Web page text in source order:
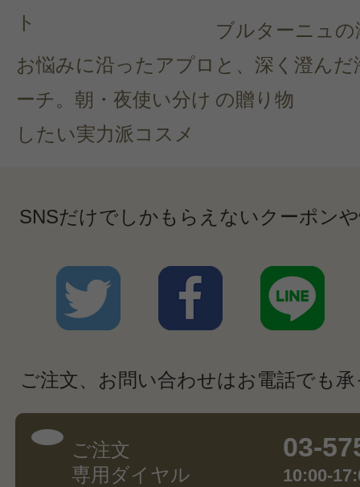
ト
お悩みに沿ったアプロ
ーチ。朝・夜使い分け
したい実力派コスメ
ブルターニュの
と、深く澄んだ
の贈り物
SNSだけでしかもらえないクーポン
ご注文、お問い合わせはお電話でも
ご注文
専用ダイヤル
03-
10:00-